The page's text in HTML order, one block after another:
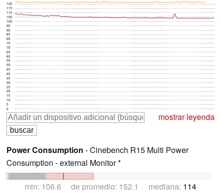
0
5
10
15
20
25
30
35
40
45
50
55
60
65
70
75
80
85
90
95
100
105
110
115
120
mostrar leyenda
Power Consumption - Cinebench R15 Multi Power
Consumption - external Monitor *
min: 106.6 de promedio: 152.1 mediana: 114